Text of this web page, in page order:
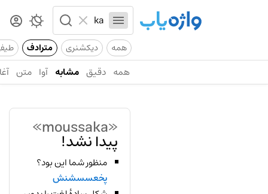
همه دیکشنری مترادف
همه دقیق مشابه آوا متن
«moussaka»
پیدا نشد!
منظور شما این بود؟
پخعسسشنش